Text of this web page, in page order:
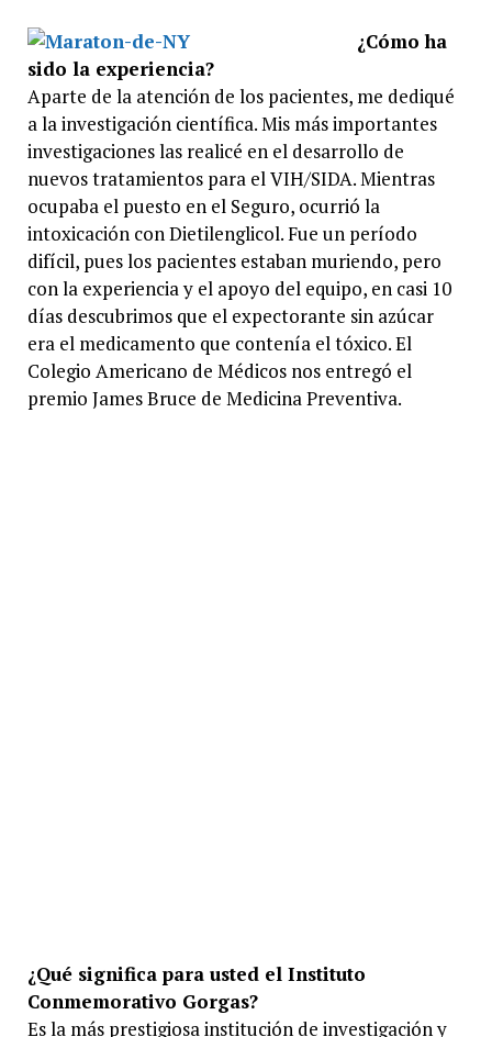
¿Cómo ha
sido la experiencia?
Aparte de la atención de los pacientes, me dediqué
a la investigación científica. Mis más importantes
investigaciones las realicé en el desarrollo de
nuevos tratamientos para el VIH/SIDA. Mientras
ocupaba el puesto en el Seguro, ocurrió la
intoxicación con Dietilenglicol. Fue un período
difícil, pues los pacientes estaban muriendo, pero
con la experiencia y el apoyo del equipo, en casi 10
días descubrimos que el expectorante sin azúcar
era el medicamento que contenía el tóxico. El
Colegio Americano de Médicos nos entregó el
premio James Bruce de Medicina Preventiva.
¿Qué significa para usted el Instituto
Conmemorativo Gorgas?
Es la más prestigiosa institución de investigación y